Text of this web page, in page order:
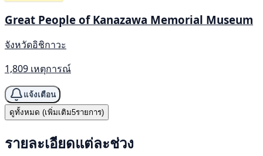
Great People of Kanazawa Memorial Museum
จังหวัดอิชิกาวะ
1,809 เหตุการณ์
แจ้งเตือน
ดูทั้งหมด (เพิ่มเติม5รายการ)
รายละเอียดแต่ละช่วง